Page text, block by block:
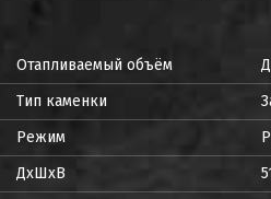
Отапливаемый объём
Тип каменки
Режим
ДxШxВ